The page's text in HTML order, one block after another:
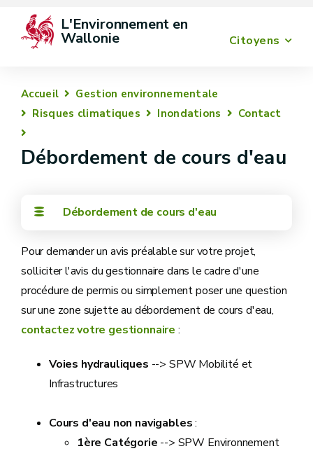
Citoyens
L'Environnement en
Wallonie
Accueil
Gestion environnementale
Risques climatiques
Inondations Contact
Débordement de cours d'eau
Débordement de cours d'eau
Pour demander un avis préalable sur votre projet,
solliciter l'avis du gestionnaire dans le cadre d'une
procédure de permis ou simplement poser une question
sur une zone sujette au débordement de cours d'eau,
contactez votre gestionnaire :
Voies hydrauliques --> SPW Mobilité et
Infrastructures
Cours d'eau non navigables:
1ère Catégorie --> SPW Environnement